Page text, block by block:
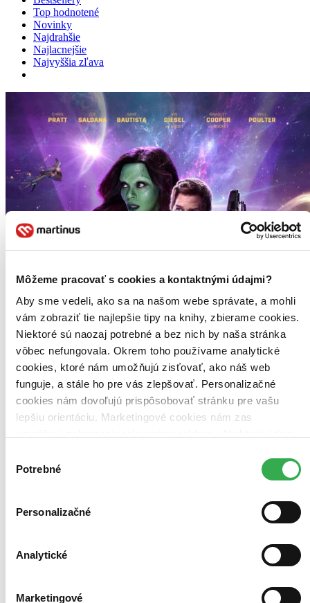
Môžeme pracovať s cookies a kontaktnými údajmi?
Aby sme vedeli, ako sa na našom webe správate, a mohli
vám zobraziť tie najlepšie tipy na knihy, zbierame cookies.
Niektoré sú naozaj potrebné a bez nich by naša stránka
vôbec nefungovala. Okrem toho používame analytické
cookies, ktoré nám umožňujú zisťovať, ako náš web
funguje, a stále ho pre vás zlepšovať. Personalizačné
cookies nám dovoľujú prispôsobovať stránku pre vašu
lepšiu orientáciu. Marketingové cookies nám zas
keby sme mohli používať všetky tieto cookies. Ďakujeme!
súhlasu
Potrebné
Personalizačné
Analytické
Marketingové
Top hodnotené
Novinky
Najdrahšie
Najlacnejšie
Najvyššia zľava
Strážci Galaxie: Volume 3